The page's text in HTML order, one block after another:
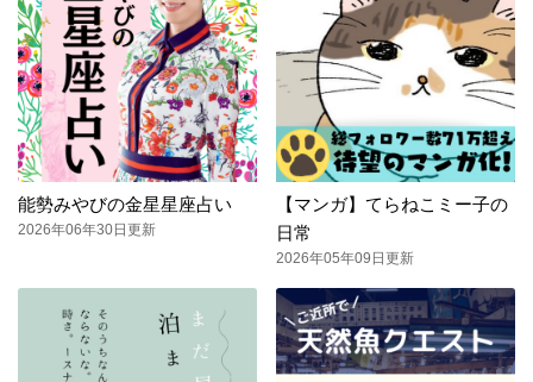
能勢みやびの金星星座占い
2026年06年30日更新
【マンガ】てらねこミー子の
日常
2026年05年09日更新